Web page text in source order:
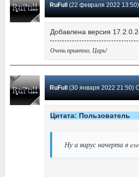
RuFull (22 февраля 2022 13:50)
Добавлена версия
Очень приятно, Царь!
RuFull (30 января 2022 21:50)
Цитата: Пользователь
Ну а вирус начерта в